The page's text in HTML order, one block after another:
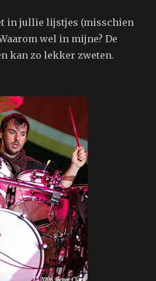
in jullie lijstjes (misschien
wel in mijne? De
kan zo lekker zweten.